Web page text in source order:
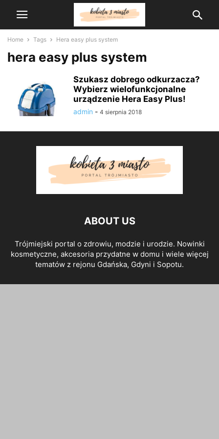
Home Tags Hera easy plus system
hera easy plus system
Szukasz dobrego odkurzacza?
Wybierz wielofunkcjonalne
urządzenie Hera Easy Plus!
admin - 4 sierpnia 2018
ABOUT US
Trójmiejski portal o zdrowiu, modzie i urodzie. Nowinki
kosmetyczne, akcesoria przydatne w domu i wiele więcej
tematów z rejonu Gdańska, Gdyni i Sopotu.